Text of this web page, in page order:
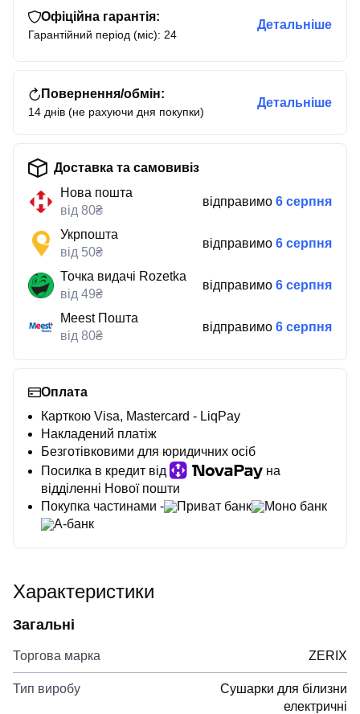
Офіційна гарантія:
Гарантійний період (міс): 24
Детальніше
Повернення/обмін:
14 днів (не рахуючи дня покупки)
Детальніше
Доставка та самовивіз
Нова пошта
від 80₴
відправимо 6 серпня
Укрпошта
від 50₴
відправимо 6 серпня
Точка видачі Rozetka
від 49₴
відправимо 6 серпня
Meest Пошта
від 80₴
відправимо 6 серпня
Оплата
Карткою Visa, Mastercard - LiqPay
Накладений платіж
Безготівковими для юридичних осіб
Посилка в кредит від
на
відділенні Нової пошти
Покупка частинами -
Приват банк
Моно банк
А-банк
Характеристики
Загальні
Торгова марка ZERIX
Тип виробу
Сушарки для білизни
електричні